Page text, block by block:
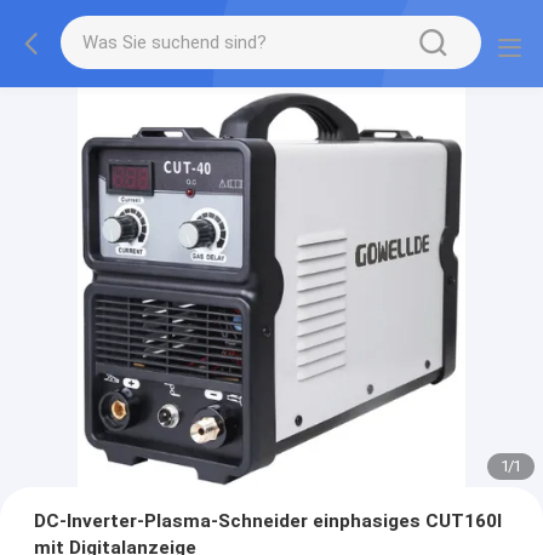
1/1
DC-Inverter-Plasma-Schneider einphasiges CUT160I
mit Digitalanzeige